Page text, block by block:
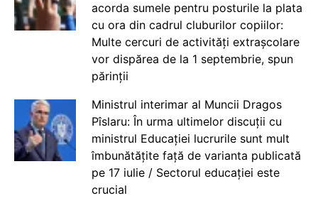
acorda sumele pentru posturile la plata
cu ora din cadrul cluburilor copiilor:
Multe cercuri de activități extrașcolare
vor dispărea de la 1 septembrie, spun
părinții
Ministrul interimar al Muncii Dragos
Pîslaru: În urma ultimelor discuții cu
ministrul Educației lucrurile sunt mult
îmbunătățite față de varianta publicată
pe 17 iulie / Sectorul educației este
crucial